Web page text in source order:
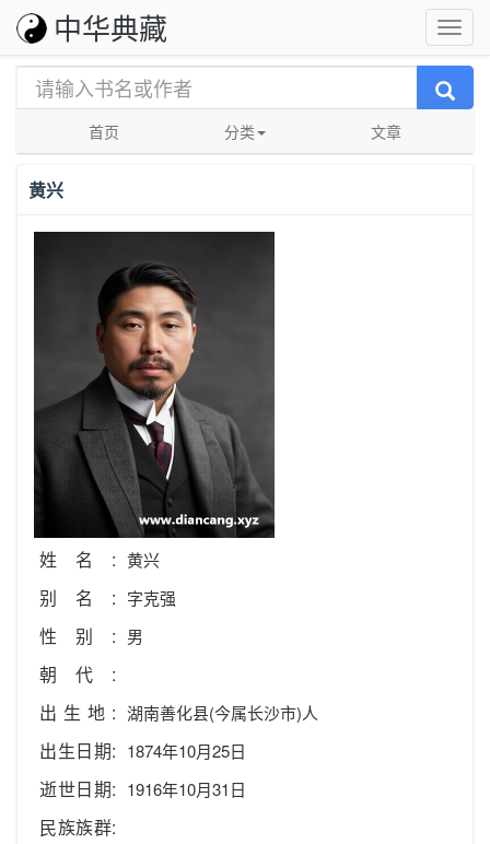
中华典藏
首页 分类 文章
黄兴
姓名: 黄兴
别名: 字克强
性别: 男
朝代:
出生地: 湖南善化县(今属长沙市)人
出生日期: 1874年10月25日
逝世日期: 1916年10月31日
民族族群: